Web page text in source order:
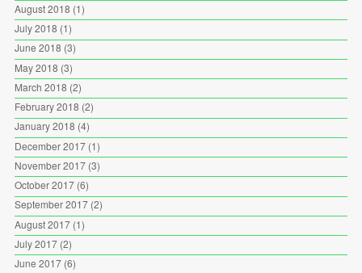
August 2018 (1)
July 2018 (1)
June 2018 (3)
May 2018 (3)
March 2018 (2)
February 2018 (2)
January 2018 (4)
December 2017(1)
November 2017(3)
October 2017(6)
September 2017(2)
August 2017(1)
July 2017(2)
June 2017(6)